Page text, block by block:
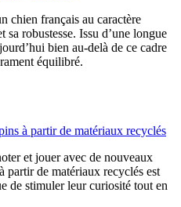
chien français au caractère
robustesse. Issu d’une longue
bien au-delà de ce cadre
équilibré.
à partir de matériaux recyclés
et jouer avec de nouveaux
partir de matériaux recyclés est
de stimuler leur curiosité tout en